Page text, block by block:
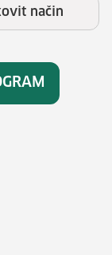
način